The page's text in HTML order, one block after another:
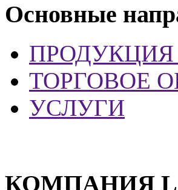
Основные
ПРОДУКЦИЯ
ТОРГОВОЕ
УСЛУГИ
КОМПАНИЯ